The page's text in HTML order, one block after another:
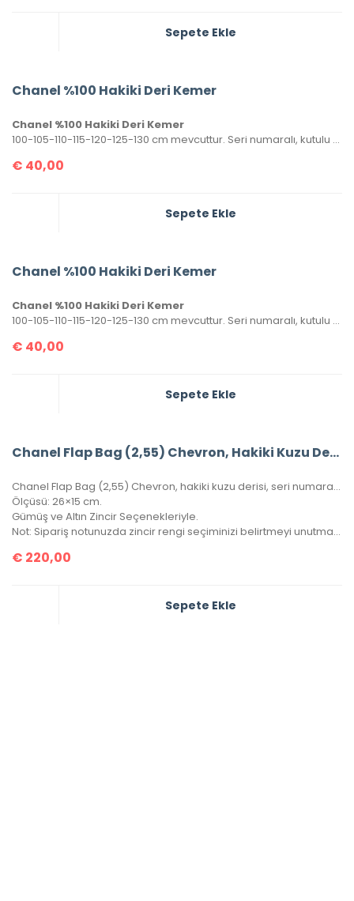
Sepete Ekle
Chanel %100 Hakiki Deri Kemer
Chanel %100 Hakiki Deri Kemer
100-105-110-115-120-125-130 cm mevcuttur. Seri numaralı, kutulu ve sertifikalı olarak gönderilecektir.
€ 40,00
Sepete Ekle
Chanel %100 Hakiki Deri Kemer
Chanel %100 Hakiki Deri Kemer
100-105-110-115-120-125-130 cm mevcuttur. Seri numaralı, kutulu ve sertifikalı olarak gönderilecektir.
€ 40,00
Sepete Ekle
Chanel Flap Bag (2,55) Chevron, Hakiki Kuzu Derisi
Chanel Flap Bag (2,55) Chevron, hakiki kuzu derisi, seri numaralı, kutulu, toz torbalı, sertifikalı.
Ölçüsü: 26×15 cm.
Gümüş ve Altın Zincir Seçenekleriyle.
Not: Sipariş notunuzda zincir rengi seçiminizi belirtmeyi unutmayınız!
€ 220,00
Sepete Ekle